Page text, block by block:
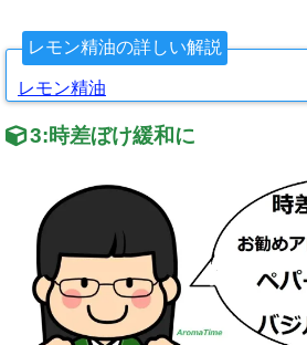
レモン精油の詳しい解説
レモン精油
3:時差ぼけ緩和に